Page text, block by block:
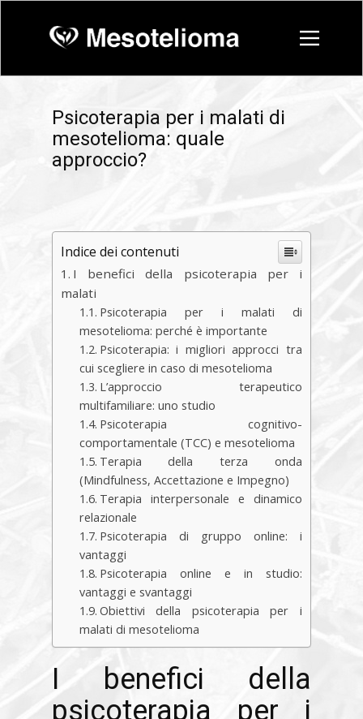
Psicoterapia per i malati di
mesotelioma: quale
approccio?
Indice dei contenuti
I benefici della psicoterapia per i
malati
Psicoterapia per i malati di
mesotelioma: perché è importante
Psicoterapia: i migliori approcci tra
cui scegliere in caso di mesotelioma
L’approccio terapeutico
multifamiliare: uno studio
Psicoterapia cognitivo-
comportamentale (TCC) e mesotelioma
Terapia della terza onda
(Mindfulness, Accettazione e Impegno)
Terapia interpersonale e dinamico
relazionale
Psicoterapia di gruppo online: i
vantaggi
Psicoterapia online e in studio:
vantaggi e svantaggi
Obiettivi della psicoterapia per i
malati di mesotelioma
I benefici della
psicoterapia per i